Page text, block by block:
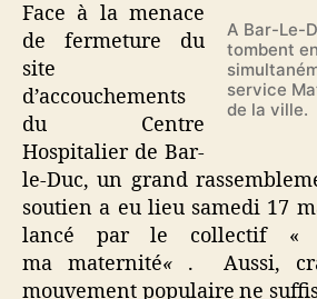
A Bar-Le-
tombent
service
de la ville.
Face à la menace
de fermeture du
site
d’accouchements
du Centre
Hospitalier de Bar-
le-Duc, un grand
soutien a eu lieu samedi 17
lancé par le collectif «
ma maternité« . Aussi,
mouvement populaire ne